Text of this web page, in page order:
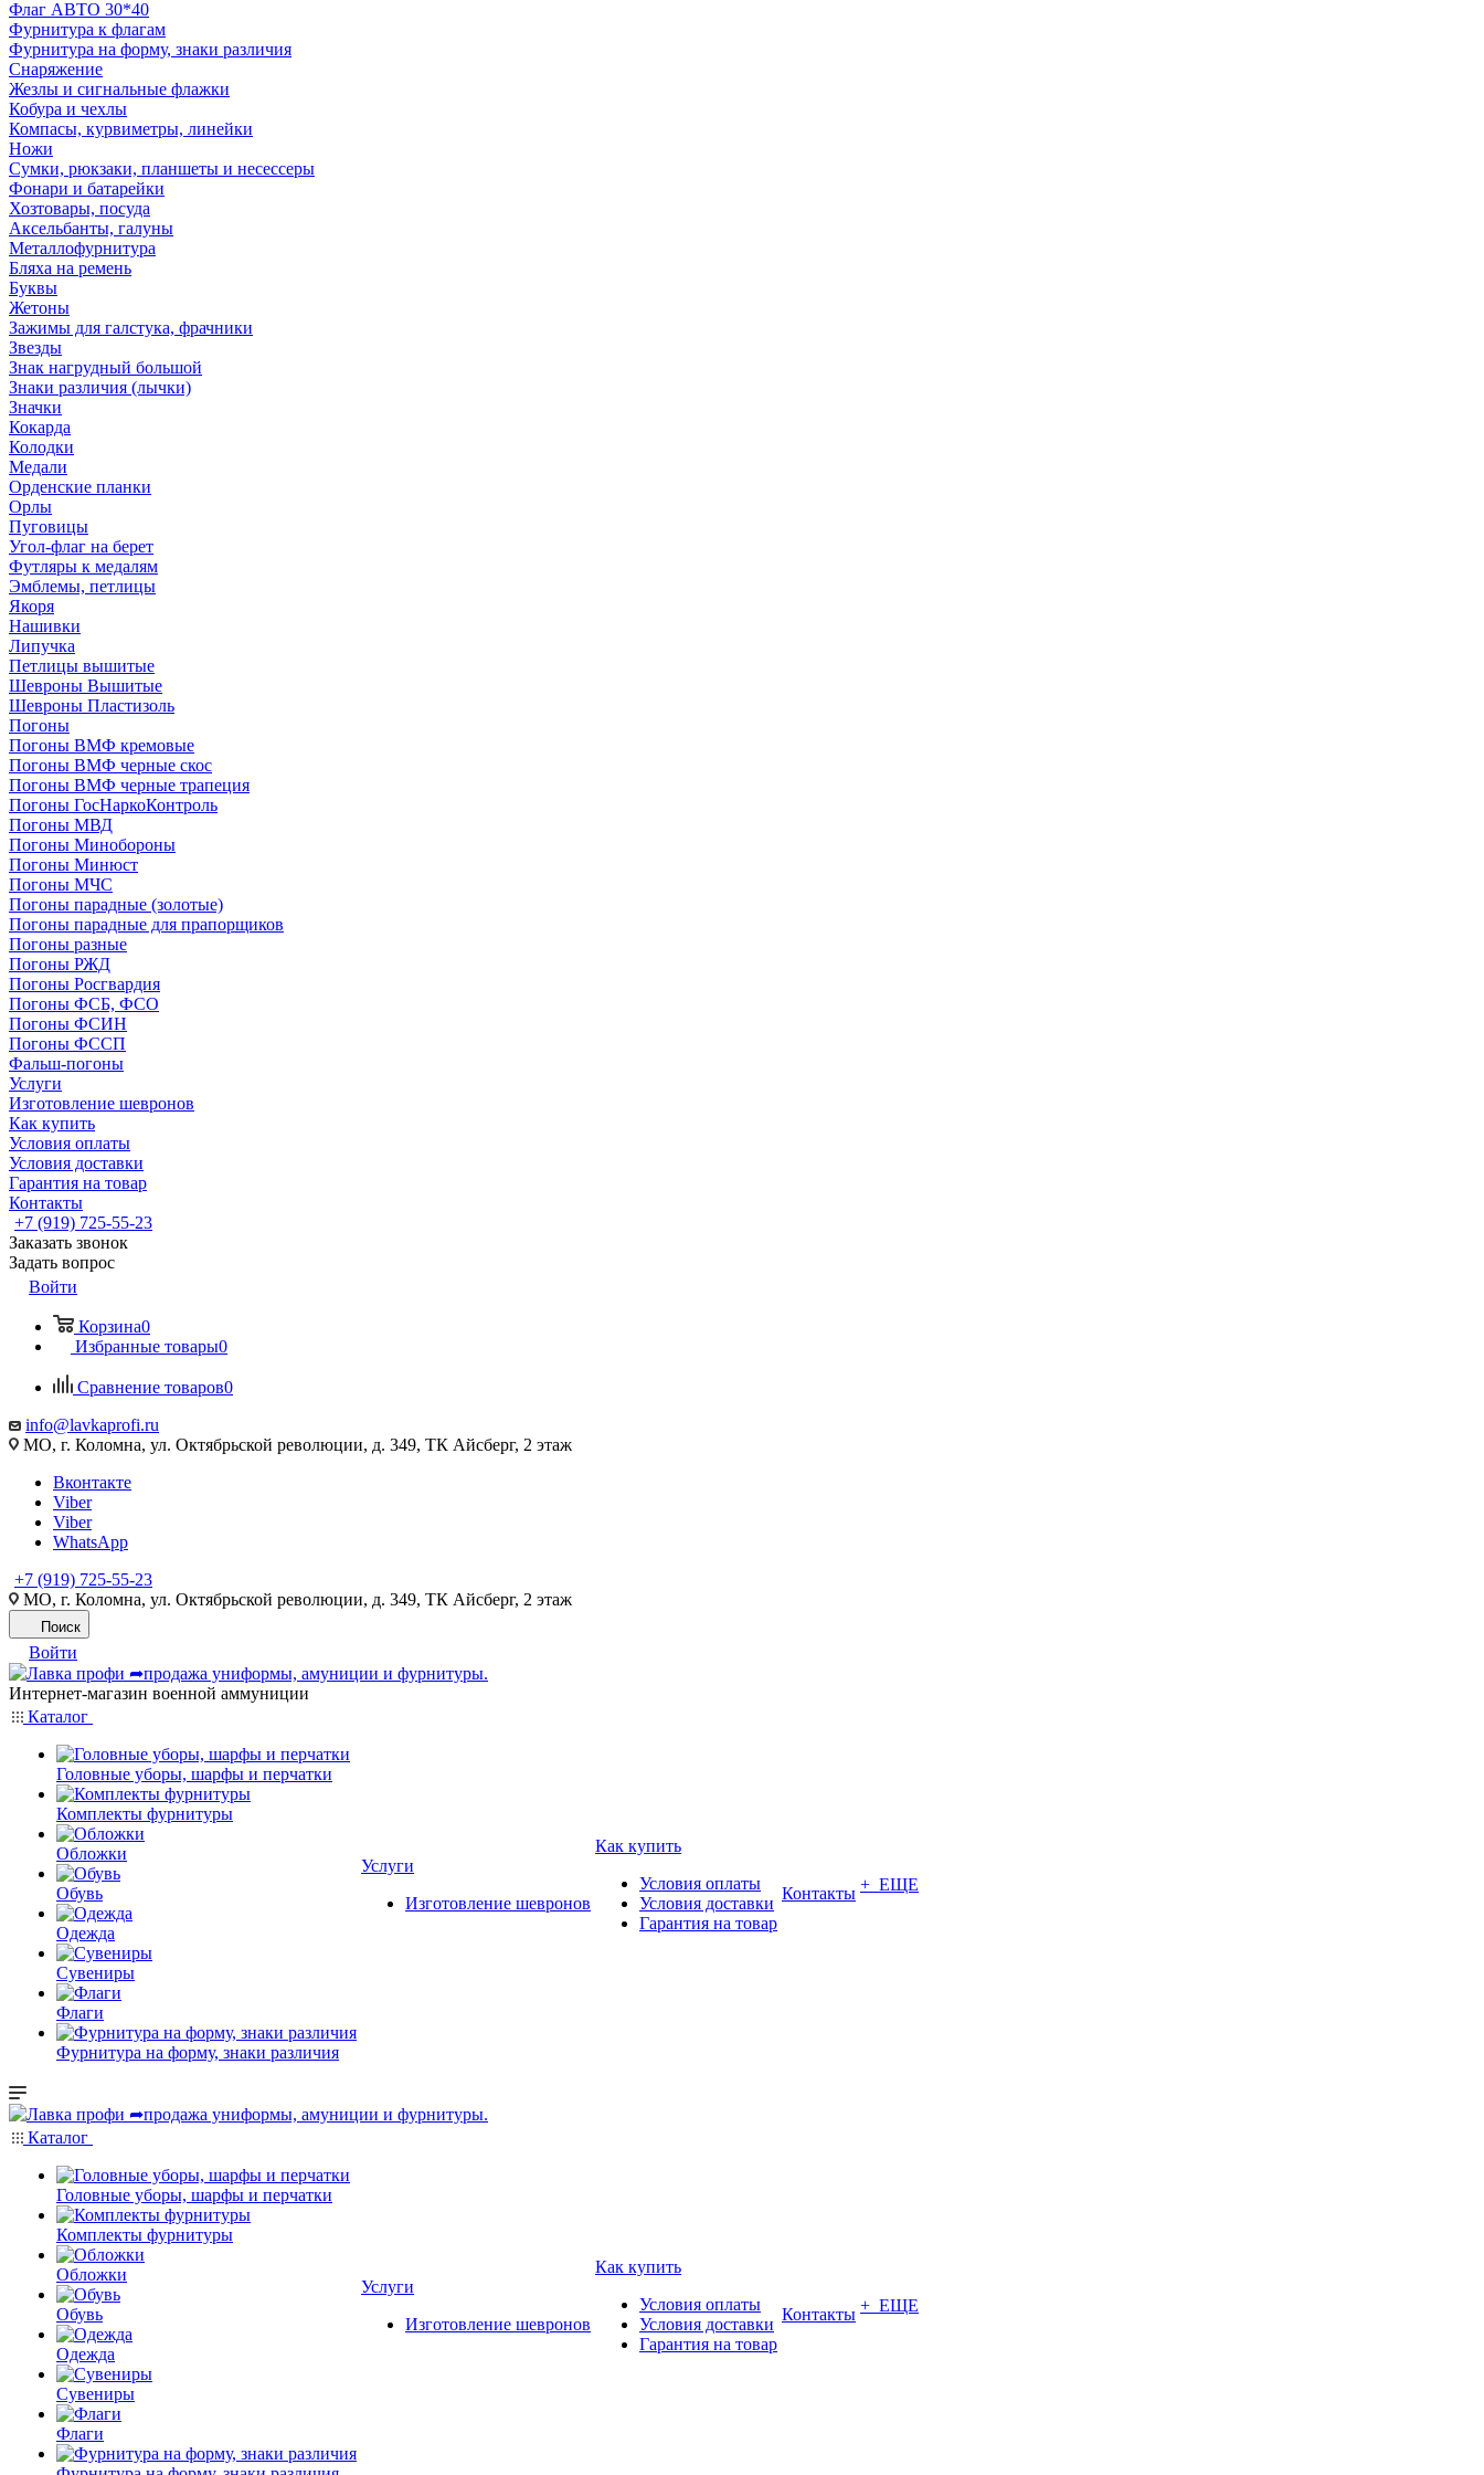
Флаг АВТО 30*40
Фурнитура к флагам
Фурнитура на форму, знаки различия
Снаряжение
Жезлы и сигнальные флажки
Кобура и чехлы
Компасы, курвиметры, линейки
Ножи
Сумки, рюкзаки, планшеты и несессеры
Фонари и батарейки
Хозтовары, посуда
Аксельбанты, галуны
Металлофурнитура
Бляха на ремень
Буквы
Жетоны
Зажимы для галстука, фрачники
Звезды
Знак нагрудный большой
Знаки различия (лычки)
Значки
Кокарда
Колодки
Медали
Орденские планки
Орлы
Пуговицы
Угол-флаг на берет
Футляры к медалям
Эмблемы, петлицы
Якоря
Нашивки
Липучка
Петлицы вышитые
Шевроны Вышитые
Шевроны Пластизоль
Погоны
Погоны ВМФ кремовые
Погоны ВМФ черные скос
Погоны ВМФ черные трапеция
Погоны ГосНаркоКонтроль
Погоны МВД
Погоны Минобороны
Погоны Минюст
Погоны МЧС
Погоны парадные (золотые)
Погоны парадные для прапорщиков
Погоны разные
Погоны РЖД
Погоны Росгвардия
Погоны ФСБ, ФСО
Погоны ФСИН
Погоны ФССП
Фальш-погоны
Услуги
Изготовление шевронов
Как купить
Условия оплаты
Условия доставки
Гарантия на товар
Контакты
+7 (919) 725-55-23
Заказать звонок
Задать вопрос
Войти
Корзина0
Избранные товары0
Сравнение товаров0
info@lavkaprofi.ru
МО, г. Коломна, ул. Октябрьской революции, д. 349, ТК Айсберг, 2 этаж
Вконтакте
Viber
Viber
WhatsApp
+7 (919) 725-55-23
МО, г. Коломна, ул. Октябрьской революции, д. 349, ТК Айсберг, 2 этаж
Поиск
Войти
Интернет-магазин военной аммуниции
Каталог
Головные уборы, шарфы и перчатки
Комплекты фурнитуры
Обложки
Обувь
Одежда
Сувениры
Флаги
Фурнитура на форму, знаки различия
Услуги
Изготовление шевронов
Как купить
Условия оплаты
Условия доставки
Гарантия на товар
Контакты + ЕЩЕ
Каталог
Головные уборы, шарфы и перчатки
Комплекты фурнитуры
Обложки
Обувь
Одежда
Сувениры
Флаги
Услуги
Изготовление шевронов
Как купить
Условия оплаты
Условия доставки
Гарантия на товар
Контакты + ЕЩЕ